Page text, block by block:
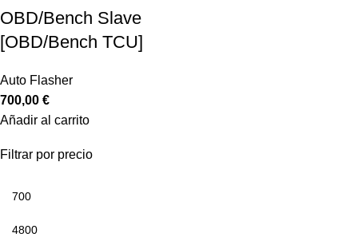
Filtrar por precio
OBD/Bench Slave
[OBD/Bench TCU]
Auto Flasher
700,00 €
Añadir al carrito